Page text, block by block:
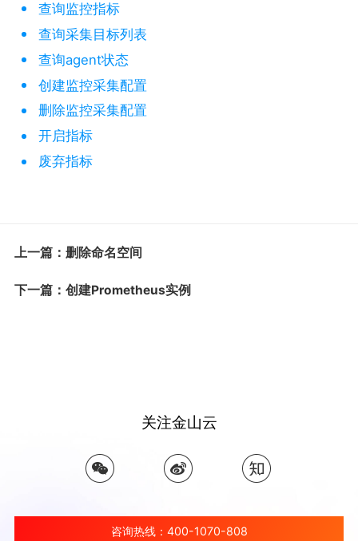
查询监控指标
查询采集目标列表
查询agent状态
创建监控采集配置
删除监控采集配置
开启指标
废弃指标
上一篇：删除命名空间
下一篇：创建Prometheus实例
关注金山云
咨询热线：400-1070-808